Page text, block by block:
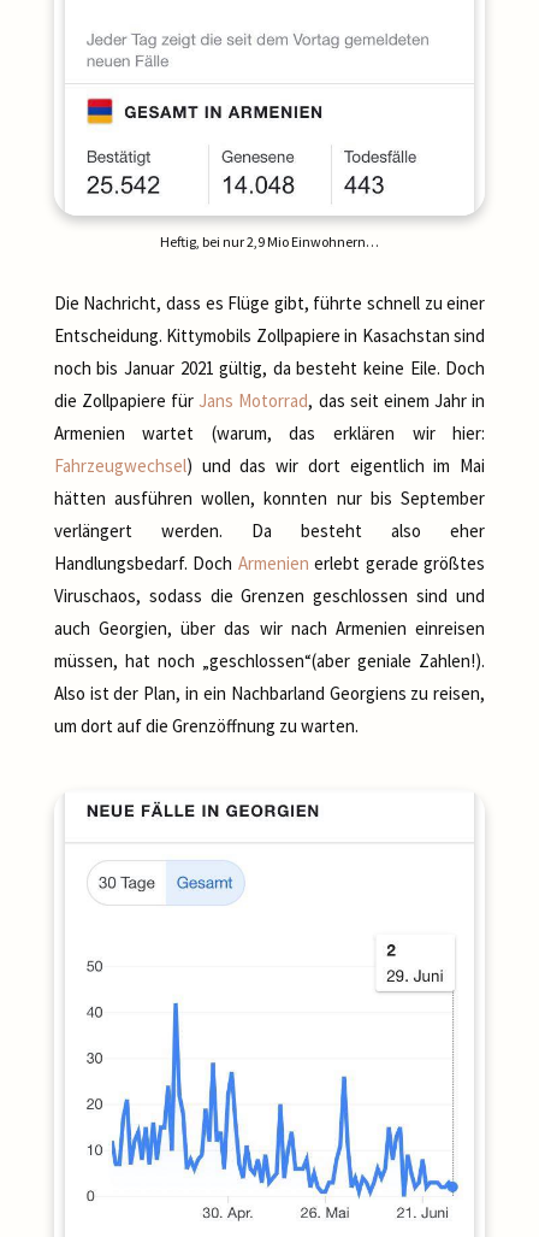
Heftig, bei nur 2,9 Mio Einwohnern…
Die Nachricht, dass es Flüge gibt, führte schnell zu einer
Entscheidung. Kittymobils Zollpapiere in Kasachstan sind
noch bis Januar 2021 gültig, da besteht keine Eile. Doch
die Zollpapiere fürJans Motorrad, das seit einem Jahr in
Armenien wartet (warum, das erklären wir hier:
Fahrzeugwechsel) und das wir dort eigentlich im Mai
hätten ausführen wollen, konnten nur bis September
verlängert werden. Da besteht also eher
Handlungsbedarf. Doch Armenien erlebt gerade größtes
Viruschaos, sodass die Grenzen geschlossen sind und
auch Georgien, über das wir nach Armenien einreisen
müssen, hat noch „geschlossen“(aber geniale Zahlen!).
Also ist der Plan, in ein Nachbarland Georgiens zu reisen,
um dort auf die Grenzöffnung zu warten.